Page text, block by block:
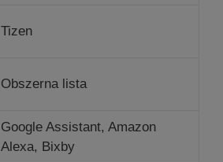
Tizen
Obszerna lista
Google Assistant, Amazon
Alexa, Bixby